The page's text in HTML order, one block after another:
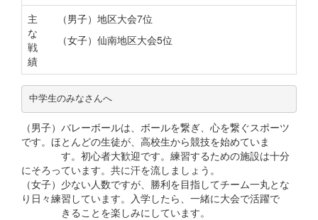
主
な
戦
績
（男子）地区大会7位
（女子）仙南地区大会5位
中学生のみなさんへ
（男子）バレーボールは、ボールを繋ぎ、心を繋ぐスポーツ
です。ほとんどの生徒が、高校生から競技を始めていま
す。初心者大歓迎です。練習するための施設は十分
にそろっています。共に汗を流しましょう。
（女子）少ない人数ですが、勝利を目指してチーム一丸とな
り日々練習しています。入学したら、一緒に大会で活躍で
きることを楽しみにしています。